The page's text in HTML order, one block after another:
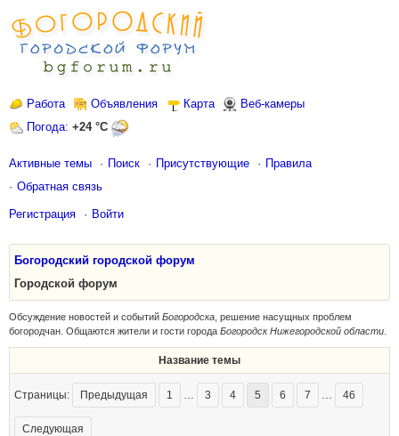
Работа Объявления Карта
Веб-камеры
Погода: +24 °C
Активные темы Поиск Присутствующие
Правила
Обратная связь
Регистрация Войти
Богородский городской форум
Городской форум
Обсуждение новостей и событий Богородска , решение насущных проблем
богородчан. Общаются жители и гости города Богородск Нижегородской области
Название темы
Страницы: Предыдущая 1 … 3 4 5 6 7 … 46
Следующая